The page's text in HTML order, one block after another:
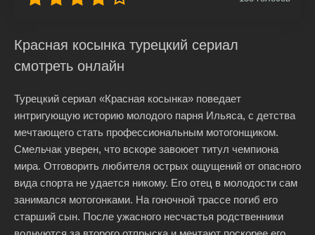
Красная косынка турецкий сериал
смотреть онлайн
Турецкий сериал «Красная косынка» поведает
интригующую историю молодого парня Ильяса, с детства
мечтающего стать профессиональным мотогонщиком.
Смельчак уверен, что вскоре завоюет титул чемпиона
мира. Отговорить любителя острых ощущений от опасного
вида спорта не удается никому. Его отец в молодости сам
занимался мотогонками. На гоночной трассе погиб его
старший сын. После ужасного несчастья родственники